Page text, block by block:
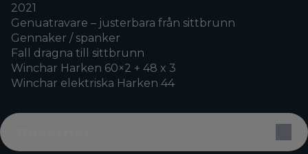
2021
Genuatravare – justerbara från sittbrunn
Gennaker / spanker
Fall dragna till sittbrunn
Winchar Harken 60×2 + 48 x 3
Winchar elektriska Harken 44